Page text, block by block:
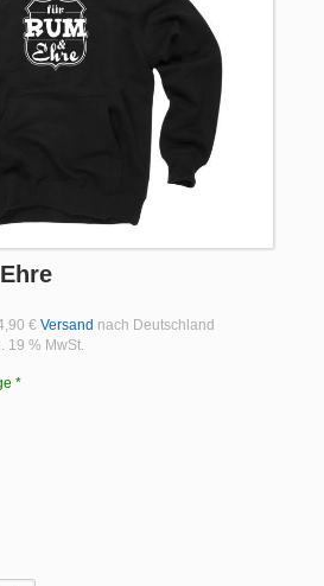
€ Versand nach Deutschland
19 % MwSt.
*